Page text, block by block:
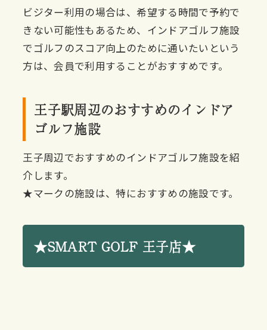
ビジター利用の場合は、希望する時間で予約で
きない可能性もあるため、インドアゴルフ施設
でゴルフのスコア向上のために通いたいという
方は、会員で利用することがおすすめです。
王子駅周辺のおすすめのインドア
ゴルフ施設
王子周辺でおすすめのインドアゴルフ施設を紹
介します。
★マークの施設は、特におすすめの施設です。
★SMART GOLF 王子店★